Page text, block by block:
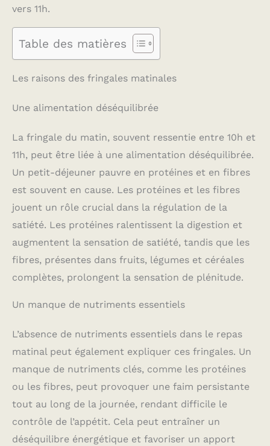
vers 11h.
Table des matières
Les raisons des fringales matinales
Une alimentation déséquilibrée
La fringale du matin, souvent ressentie entre 10h et
11h, peut être liée à une alimentation déséquilibrée.
Un petit-déjeuner pauvre en protéines et en fibres
est souvent en cause. Les protéines et les fibres
jouent un rôle crucial dans la régulation de la
satiété. Les protéines ralentissent la digestion et
augmentent la sensation de satiété, tandis que les
fibres, présentes dans fruits, légumes et céréales
complètes, prolongent la sensation de plénitude.
Un manque de nutriments essentiels
L’absence de nutriments essentiels dans le repas
matinal peut également expliquer ces fringales. Un
manque de nutriments clés, comme les protéines
ou les fibres, peut provoquer une faim persistante
tout au long de la journée, rendant difficile le
contrôle de l’appétit. Cela peut entraîner un
déséquilibre énergétique et favoriser un apport